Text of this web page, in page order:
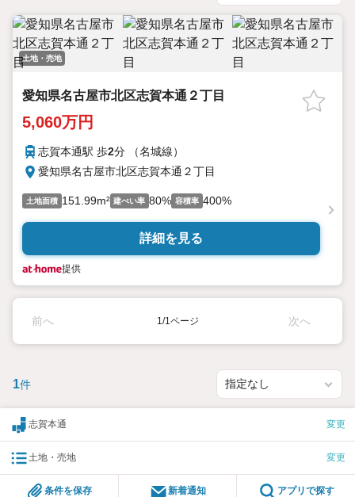
土地・売地
愛知県名古屋市北区志賀本通２丁目
5,060万円
志賀本通駅 歩2分 （名城線）
愛知県名古屋市北区志賀本通２丁目
土地面積 151.99m² 建ぺい率 80% 容積率 400%
詳細を見る
提供
前へ 1/1ページ 次へ
1件
志賀本通 変更
土地・売地 変更
条件を保存 新着通知 アプリで探す